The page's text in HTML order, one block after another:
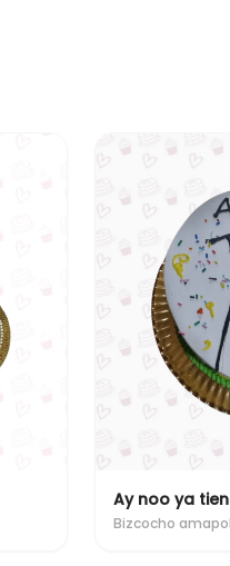
Ay noo ya
Bizcocho